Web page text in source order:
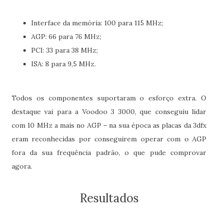
Interface da memória: 100 para 115 MHz;
AGP: 66 para 76 MHz;
PCI: 33 para 38 MHz;
ISA: 8 para 9,5 MHz.
Todos os componentes suportaram o esforço extra. O
destaque vai para a Voodoo 3 3000, que conseguiu lidar
com 10 MHz a mais no AGP – na sua época as placas da 3dfx
eram reconhecidas por conseguirem operar com o AGP
fora da sua frequência padrão, o que pude comprovar
agora.
Resultados